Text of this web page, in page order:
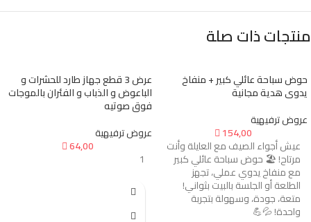
منتجات ذات صلة
حوض سباحة عائلي كبير + منفاخ
يدوى هدية مجانية
عروض ترفيهية
154,00
عيش أجواء الصيف مع العايلة وأنت
مرتاح! 🏖️ حوض سباحة عائلي كبير
مع منفاخ يدوي عملي، تجهز
الطلعة أو الجلسة بالبيت بثواني!
متعة، جودة، وسهولة بتجربة
واحدة! 💦💪
عرض 3 قطع جهاز طارد للحشرات و
الباعوض و الذباب و الفئران بالموجات
فوق صوتيه
عروض ترفيهية
64,00
1